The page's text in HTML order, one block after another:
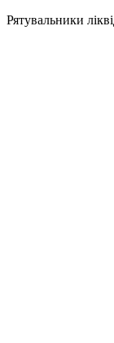
Рятувальники